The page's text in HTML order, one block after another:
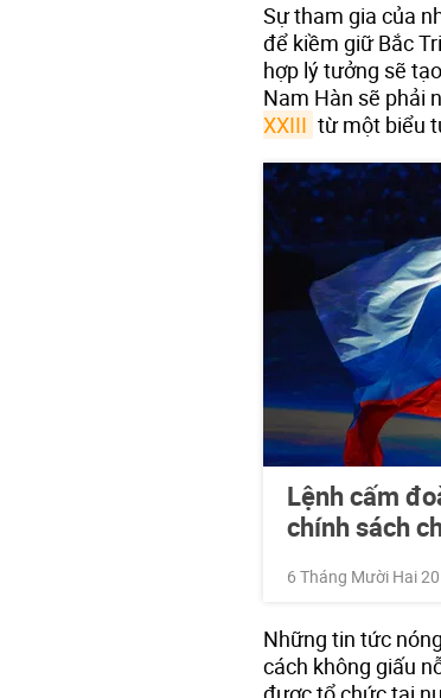
Sự tham gia của
để kiềm giữ Bắc
hợp lý tưởng sẽ
Nam Hàn sẽ phải
XXIII từ một biểu
Lệnh cấm
chính sách
6 Tháng Mười Hai
Những tin tức
cách không giấu